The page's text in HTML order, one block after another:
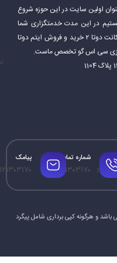
خود را به عنوان اولین سایت در این حوزه شروع
در این مدت خدمتگزاری شما
گیمر های عزیز را انجام بدهیم.خرید و فروش اکانت دوتا ۲ خرید و فروش ایتم دوتا
شماره تماس
۰۹۱۲۱۳۰۳۱۷۰
پیامک
و هرگونه کپی برداری شامل پیگرد